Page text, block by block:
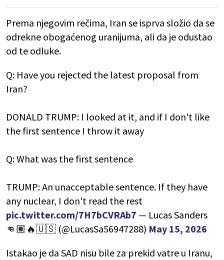
Prema njegovim rečima, Iran se isprva složio da se
odrekne obogaćenog uranijuma, ali da je odustao
od te odluke.
Q: Have you rejected the latest proposal from
Iran?
DONALD TRUMP: I looked at it, and if I don't like
the first sentence I throw it away
Q: What was the first sentence
TRUMP: An unacceptable sentence. If they have
any nuclear, I don't read the rest
pic.twitter.com/7H7bCVRAb7 — Lucas Sanders
👊🏽🔥🇺🇸 (@LucasSa56947288) May 15, 2026
Istakao je da SAD nisu bile za prekid vatre u Iranu,